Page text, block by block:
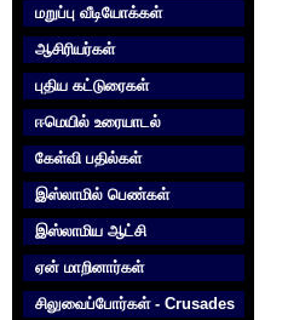
மறுப்பு வீடியோக்கள்
ஆசிரியர்கள்
புதிய கட்டுரைகள்
ஈமெயில் உரையாடல்
கேள்வி பதில்கள்
இஸ்லாமில் பெண்கள்
இஸ்லாமிய ஆட்சி
ஏன் மாறினார்கள்
சிலுவைப்போர்கள் - Crusades